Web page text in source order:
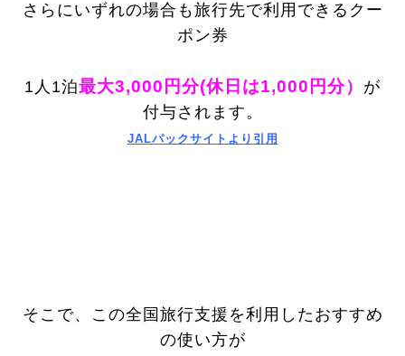
さらにいずれの場合も旅行先で利用できるクー
ポン券
1人1泊最大3,000円分(休日は1,000円分） が
付与されます。
JALパックサイトより引用
そこで、この全国旅行支援を利用したおすすめ
の使い方が